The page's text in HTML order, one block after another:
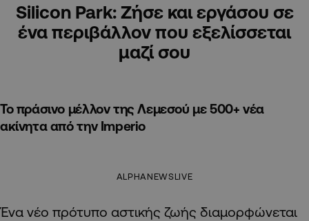
Silicon Park: Ζήσε και εργάσου σε
ένα περιβάλλον που εξελίσσεται
μαζί σου
Το πράσινο μέλλον της Λεμεσού με 500+ νέα
ακίνητα από την Imperio
ALPHANEWSLIVE
Ένα νέο πρότυπο αστικής ζωής διαμορφώνεται